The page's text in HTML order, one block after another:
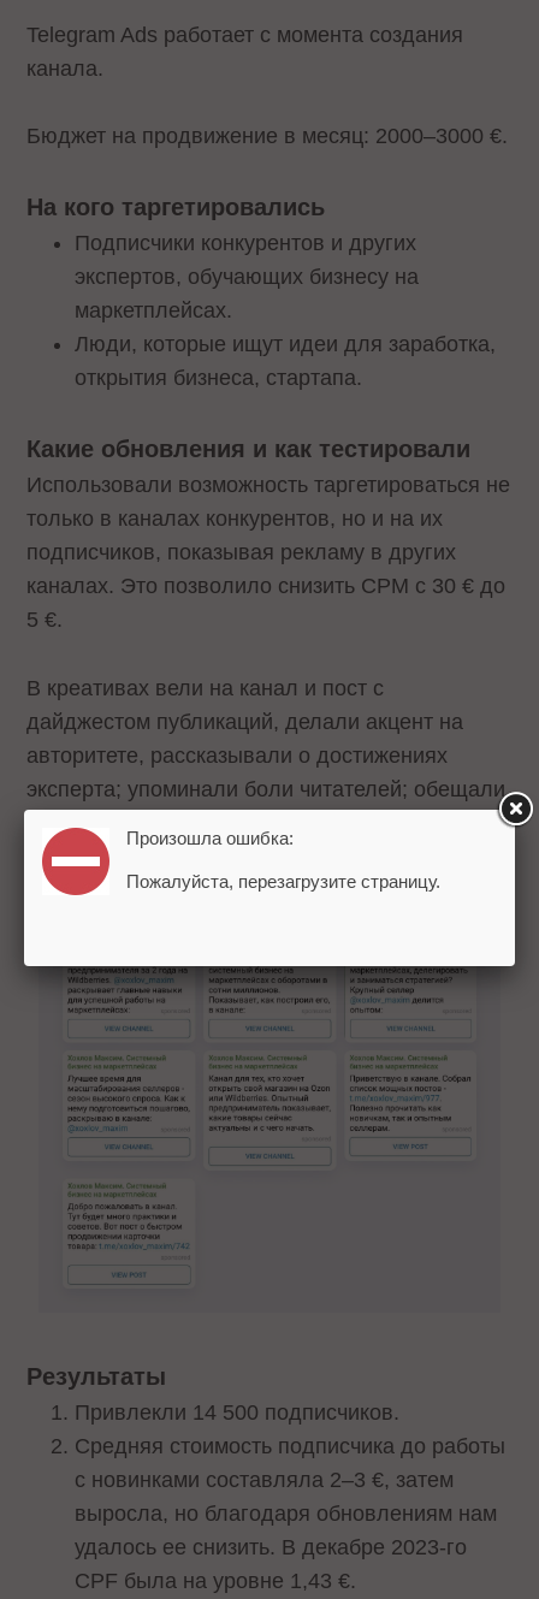
Telegram Ads работает с момента создания
канала.
Бюджет на продвижение в месяц: 2000–3000 €.
На кого таргетировались
Подписчики конкурентов и других
экспертов, обучающих бизнесу на
маркетплейсах.
Люди, которые ищут идеи для заработка,
открытия бизнеса, стартапа.
Какие обновления и как тестировали
Использовали возможность таргетироваться не
только в каналах конкурентов, но и на их
подписчиков, показывая рекламу в других
каналах. Это позволило снизить CPM с 30 € до
5 €.
В креативах вели на канал и пост с
дайджестом публикаций, делали акцент на
авторитете, рассказывали о достижениях
эксперта; упоминали боли читателей; обещали
прагматический подход; ориентировались на
новичков.
Результаты
Привлекли 14 500 подписчиков.
Средняя стоимость подписчика до работы
с новинками составляла 2–3 €, затем
выросла, но благодаря обновлениям нам
удалось ее снизить. В декабре 2023-го
CPF была на уровне 1,43 €.
Произошла ошибка:
Пожалуйста, перезагрузите страницу.